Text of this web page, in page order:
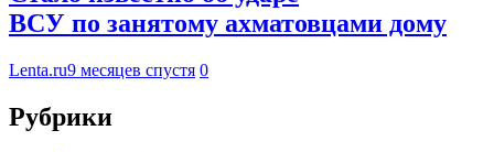
ВСУ по занятому ахматовцами дому
Lenta.ru9 месяцев спустя 0
Рубрики